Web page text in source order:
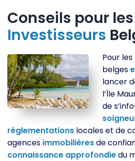
Conseils pour les
Investisseurs
Pour les
belges
lancer
l’Île
de
réglementations locales et de
agences immobilièresde
connaissance approfondiedu